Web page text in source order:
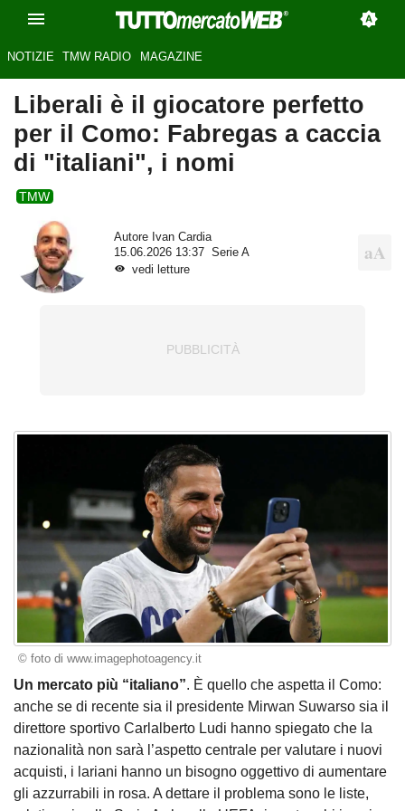
NOTIZIE TMW RADIO MAGAZINE
Liberali è il giocatore perfetto
per il Como: Fabregas a caccia
di "italiani", i nomi
TMW
Autore Ivan Cardia
15.06.2026 13:37
Serie A
vedi letture
© foto di www.imagephotoagency.it
Un mercato più “italiano”. È quello che aspetta il Como:
anche se di recente sia il presidente Mirwan Suwarso sia il
direttore sportivo Carlalberto Ludi hanno spiegato che la
nazionalità non sarà l’aspetto centrale per valutare i nuovi
acquisti, i lariani hanno un bisogno oggettivo di aumentare
gli azzurrabili in rosa. A dettare il problema sono le liste,